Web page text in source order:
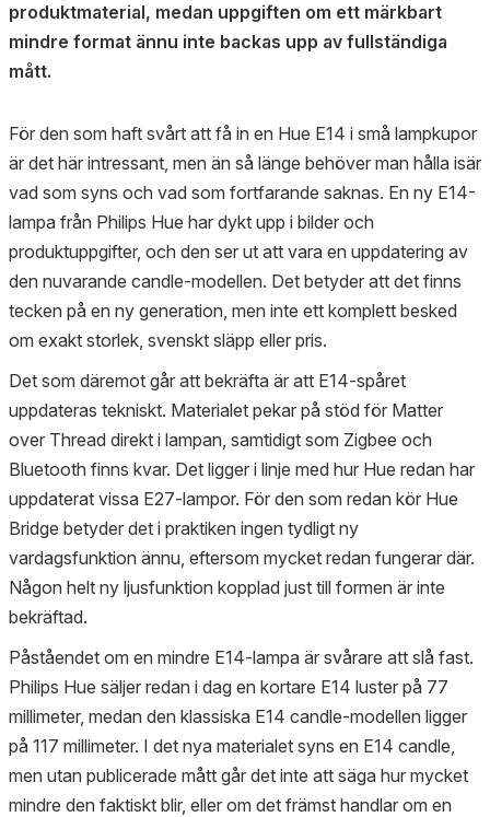
produktmaterial, medan uppgiften om ett märkbart
mindre format ännu inte backas upp av fullständiga
mått.
För den som haft svårt att få in en Hue E14 i små lampkupor
är det här intressant, men än så länge behöver man hålla isär
vad som syns och vad som fortfarande saknas. En ny E14-
lampa från Philips Hue har dykt upp i bilder och
produktuppgifter, och den ser ut att vara en uppdatering av
den nuvarande candle-modellen. Det betyder att det finns
tecken på en ny generation, men inte ett komplett besked
om exakt storlek, svenskt släpp eller pris.
Det som däremot går att bekräfta är att E14-spåret
uppdateras tekniskt. Materialet pekar på stöd för Matter
over Thread direkt i lampan, samtidigt som Zigbee och
Bluetooth finns kvar. Det ligger i linje med hur Hue redan har
uppdaterat vissa E27-lampor. För den som redan kör Hue
Bridge betyder det i praktiken ingen tydligt ny
vardagsfunktion ännu, eftersom mycket redan fungerar där.
Någon helt ny ljusfunktion kopplad just till formen är inte
bekräftad.
Påståendet om en mindre E14-lampa är svårare att slå fast.
Philips Hue säljer redan i dag en kortare E14 luster på 77
millimeter, medan den klassiska E14 candle-modellen ligger
på 117 millimeter. I det nya materialet syns en E14 candle,
men utan publicerade mått går det inte att säga hur mycket
mindre den faktiskt blir, eller om det främst handlar om en